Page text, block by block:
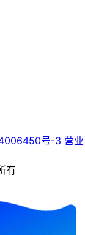
号-3 营业
有